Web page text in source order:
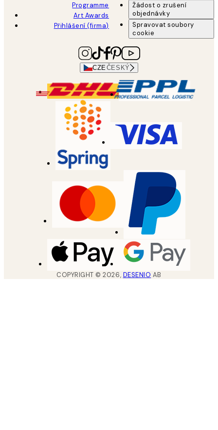
Programme
Art Awards
Přihlášení (firma)
Žádost o zrušení
objednávky
Spravovat soubory
cookie
CZE ČESKÝ
COPYRIGHT ©2026, DESENIO AB